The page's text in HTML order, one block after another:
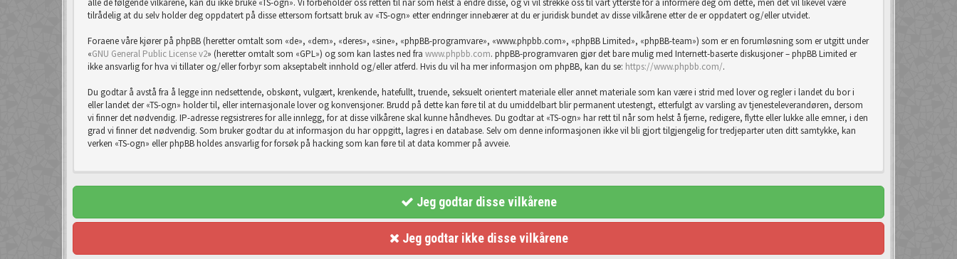
alle de følgende vilkårene, kan du ikke bruke «TS-ogn». Vi forbeholder oss retten til når som helst å endre disse, og vi vil strekke oss til vårt ytterste for å informere deg om dette, men det vil likevel være
tilrådelig at du selv holder deg oppdatert på disse ettersom fortsatt bruk av «TS-ogn» etter endringer innebærer at du er juridisk bundet av disse vilkårene etter de er oppdatert og/eller utvidet.
Foraene våre kjører på phpBB (heretter omtalt som «de», «dem», «deres», «sine», «phpBB-programvare», «www.phpbb.com», «phpBB Limited», «phpBB-team») som er en forumløsning som er utgitt under
«GNU General Public License v2» (heretter omtalt som «GPL») og som kan lastes ned fra www.phpbb.com. phpBB-programvaren gjør det bare mulig med Internett-baserte diskusjoner – phpBB Limited er
ikke ansvarlig for hva vi tillater og/eller forbyr som akseptabelt innhold og/eller atferd. Hvis du vil ha mer informasjon om phpBB, kan du se: https://www.phpbb.com/.
Du godtar å avstå fra å legge inn nedsettende, obskønt, vulgært, krenkende, hatefullt, truende, seksuelt orientert materiale eller annet materiale som kan være i strid med lover og regler i landet du bor i
eller landet der «TS-ogn» holder til, eller internasjonale lover og konvensjoner. Brudd på dette kan føre til at du umiddelbart blir permanent utestengt, etterfulgt av varsling av tjenesteleverandøren, dersom
vi finner det nødvendig. IP-adresse regsistreres for alle innlegg, for at disse vilkårene skal kunne håndheves. Du godtar at «TS-ogn» har rett til når som helst å fjerne, redigere, flytte eller lukke alle emner, i den
grad vi finner det nødvendig. Som bruker godtar du at informasjon du har oppgitt, lagres i en database. Selv om denne informasjonen ikke vil bli gjort tilgjengelig for tredjeparter uten ditt samtykke, kan
verken «TS-ogn» eller phpBB holdes ansvarlig for forsøk på hacking som kan føre til at data kommer på avveie.
Jeg godtar disse vilkårene
Jeg godtar ikke disse vilkårene